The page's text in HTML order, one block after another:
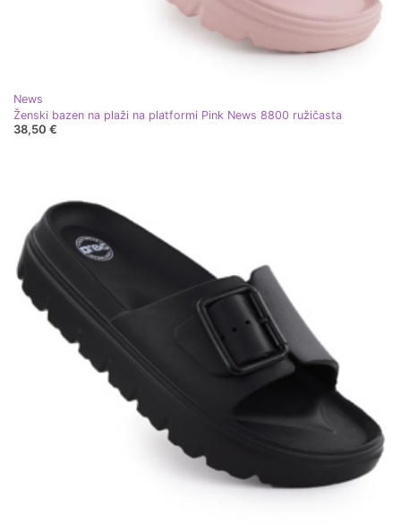
News
Ženski bazen na plaži na platformi Pink News 8800 ružičasta
38,50 €